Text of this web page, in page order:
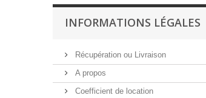
INFORMATIONS LÉGALES
Récupération ou Livraison
A propos
Coefficient de location